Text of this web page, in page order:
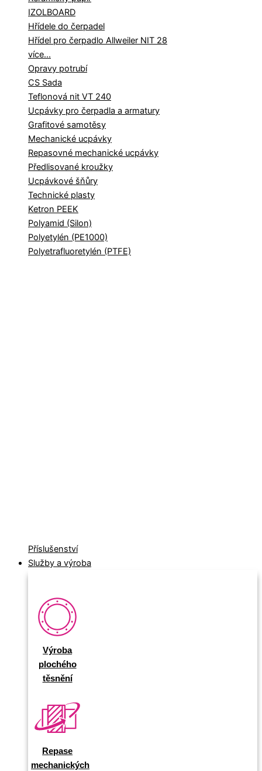
IZOLBOARD
Hřídele do čerpadel
Hřídel pro čerpadlo Allweiler NIT 28
více...
Opravy potrubí
CS Sada
Teflonová nit VT 240
Ucpávky pro čerpadla a armatury
Grafitové samotěsy
Mechanické ucpávky
Repasovné mechanické ucpávky
Předlisované kroužky
Ucpávkové šňůry
Technické plasty
Ketron PEEK
Polyamid (Silon)
Polyetylén (PE1000)
Polyetrafluoretylén (PTFE)
Příslušenství
Služby a výroba
Výroba
plochého
těsnění
Repase
mechanických